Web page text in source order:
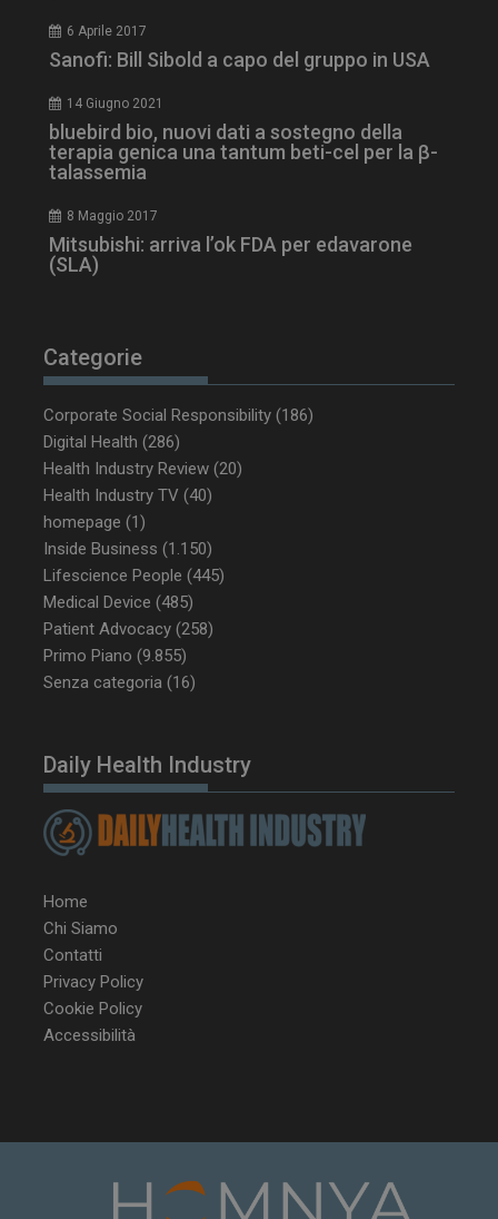
6 Aprile 2017
Sanofi: Bill Sibold a capo del gruppo in USA
14 Giugno 2021
bluebird bio, nuovi dati a sostegno della
terapia genica una tantum beti-cel per la β-
talassemia
8 Maggio 2017
Mitsubishi: arriva l’ok FDA per edavarone
(SLA)
Categorie
Corporate Social Responsibility (186)
Digital Health (286)
Health Industry Review (20)
Health Industry TV (40)
homepage (1)
Inside Business (1.150)
Lifescience People (445)
Medical Device (485)
Patient Advocacy (258)
Primo Piano (9.855)
Senza categoria (16)
Daily Health Industry
Home
Chi Siamo
Contatti
Privacy Policy
Cookie Policy
Accessibilità
ARRAffinity
_ga_Z2VT792F98
tracking-sites-
ironfish-tracking-
enable
CookieScriptConsent
NOME
__Secure-ROLLOUT_TOKEN
tracking-sites-ironfish-
tracking-named-enable
www.dailyhealthindustry.it